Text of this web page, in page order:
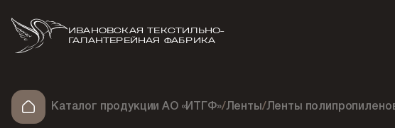
ИВАНОВСКАЯ ТЕКСТИЛЬНО-
ГАЛАНТЕРЕЙНАЯ ФАБРИКА
Каталог продукции АО «ИТГФ»/Ленты /Ленты